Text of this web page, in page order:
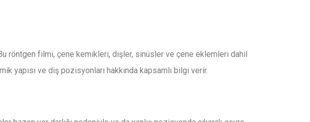
röntgen filmi, çene kemikleri, dişler, sinüsler ve çene eklemleri dahil
yapısı ve diş pozisyonları hakkında kapsamlı bilgi verir.